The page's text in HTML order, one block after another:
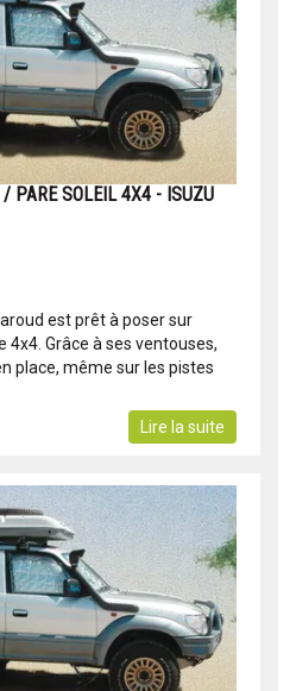
PARE SOLEIL 4X4 - ISUZU
est prêt à poser sur
Grâce à ses ventouses,
place, même sur les pistes
Lire la suite